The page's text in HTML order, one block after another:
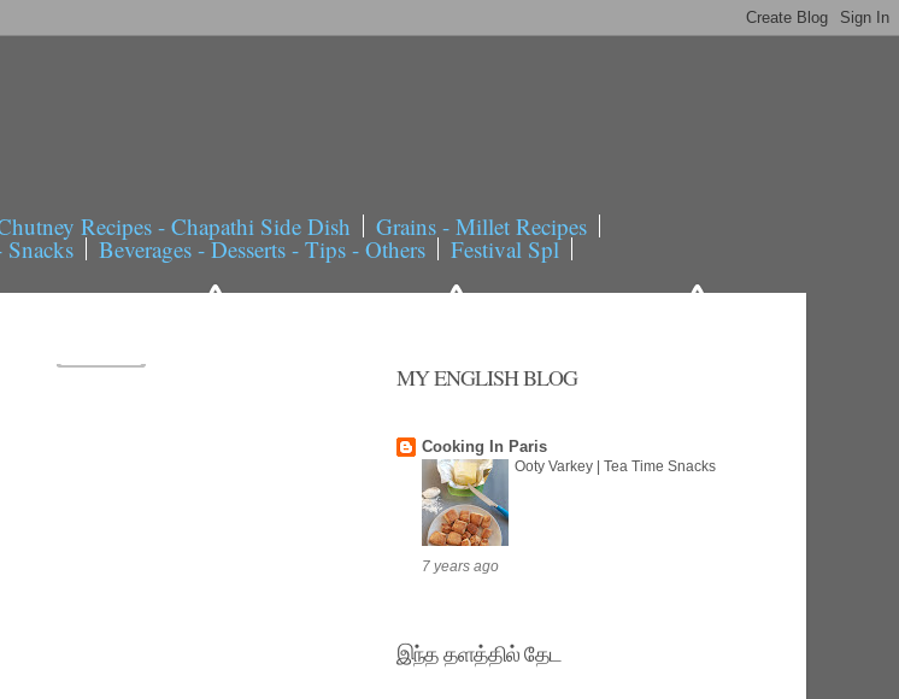
Recipes - Chapathi Side Dish Grains - Millet Recipes
Snacks Beverages - Desserts - Tips - Others Festival Spl
MY ENGLISH BLOG
Cooking In Paris
Ooty Varkey | Tea Time Snacks
7 years ago
இந்த தளத்தில் தேட